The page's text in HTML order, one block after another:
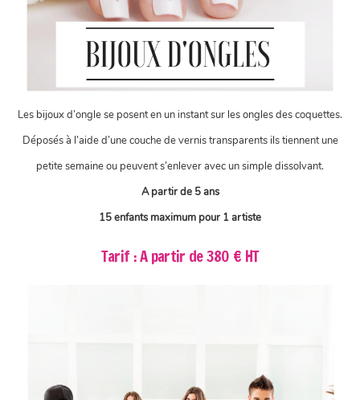
Les bijoux d’ongle se posent en un instant sur les ongles des coquettes.
Déposés à l’aide d’une couche de vernis transparents ils tiennent une
petite semaine ou peuvent s’enlever avec un simple dissolvant.
A partir de 5 ans
15 enfants maximum pour 1 artiste
Tarif : A partir de 380 € HT